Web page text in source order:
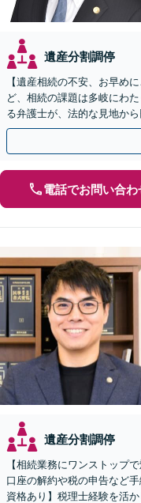
遺産分割調停
【遺産相続の不安、お早め
ど、相続の課題は多岐にわ
る弁護士が、法的な見地か
（予約制）です。まずは現
電話でお問い合わ
遺産分割調停
【相続業務にワンストップ
口座の解約や税の申告など
資格あり】税理士経験を活